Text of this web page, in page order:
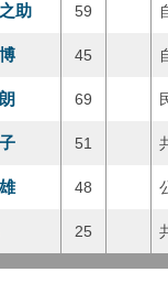
助 59
45
69
51
48
25